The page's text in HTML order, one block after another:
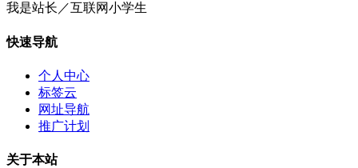
我是站长／互联网小学生
快速导航
个人中心
标签云
网址导航
推广计划
关于本站